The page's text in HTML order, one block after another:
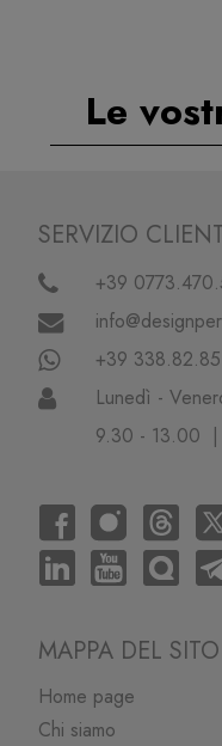
Le
SERVIZIO
+39
+39
Lunedì -
9.30 - 13.00
MAPPA DEL SITO
Home page
Chi siamo